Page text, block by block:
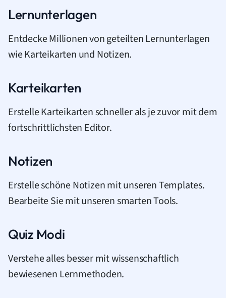
Lernunterlagen
Entdecke Millionen von geteilten Lernunterlagen
wie Karteikarten und Notizen.
Karteikarten
Erstelle Karteikarten schneller als je zuvor mit dem
fortschrittlichsten Editor.
Notizen
Erstelle schöne Notizen mit unseren Templates.
Bearbeite Sie mit unseren smarten Tools.
Quiz Modi
Verstehe alles besser mit wissenschaftlich
bewiesenen Lernmethoden.